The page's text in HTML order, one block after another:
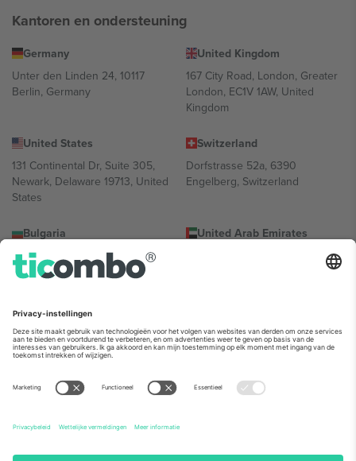
Kantoren en ondersteuning
Germany
Unter den Linden 24, 10117
Berlin, Germany
United Kingdom
167 City Road, London, Greater
London, EC1V 1AW, United
Kingdom
United States
131 Continental Dr, Suite 305,
Newark, Delaware 19713, United
States
Switzerland
Dorfstrasse 52a, 6390
Engelberg, Switzerland
Bulgaria
Regus Sofia City West, bul
Totleben 53-55, 1606 Sofia,
United Arab Emirates
UAE Dubai Silicon Oasis, DDP
Building A1, Office 302, Dubai,
Mexico
Av Chapultepec 360, Roma
Norte, Cuauhtémoc, 06700
Ciudad de México, CDMX,
Mexico
De juridische entiteit van de aanbieder van het platform kan
domein. Kijk voor meer informatie op de specifieke pagina van het